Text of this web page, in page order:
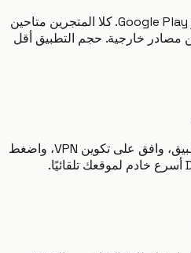
احصل عليه من App Store أو Google Play. كلا المتجرين متاحين
خارجية. حجم التطبيق أقل
لا يوجد نموذج تسجيل. افتح التطبيق، وافق على تكوين VPN، واضغط